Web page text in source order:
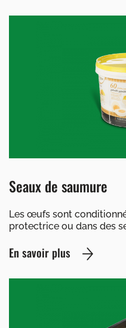
Seaux de saumure
Les œufs sont
protectrice ou dans des
En savoir plus